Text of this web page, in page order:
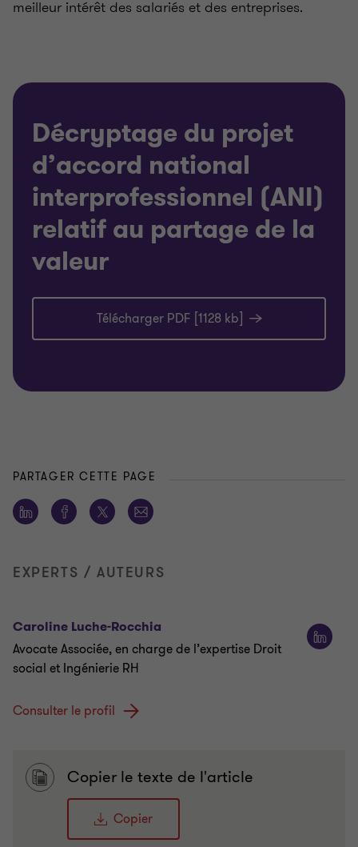
meilleur intérêt des salariés et des entreprises.
Décryptage du projet
d’accord national
interprofessionnel (ANI)
relatif au partage de la
valeur
Télécharger PDF [1128 kb]
PARTAGER CETTE PAGE
EXPERTS / AUTEURS
Caroline Luche-Rocchia
Avocate Associée, en charge de l’expertise Droit
social et Ingénierie RH
Consulter le profil
Copier le texte de l'article
Copier